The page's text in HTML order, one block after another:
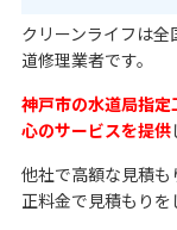
クリーンライフは
道修理業者です。
神戸市の水道局指
心のサービスを提供
他社で高額な見積
正料金で見積もりを